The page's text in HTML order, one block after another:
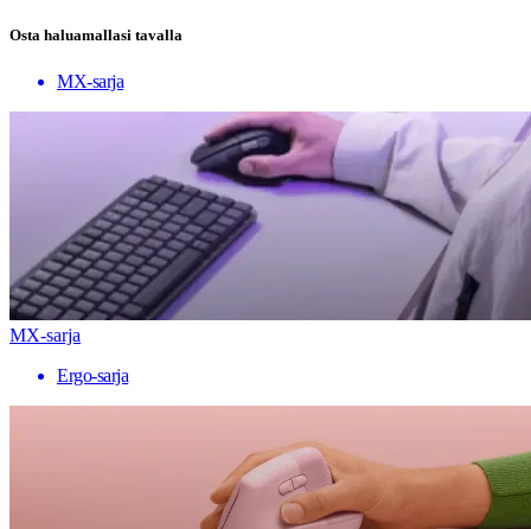
Osta haluamallasi tavalla
MX-sarja
MX-sarja
Ergo-sarja